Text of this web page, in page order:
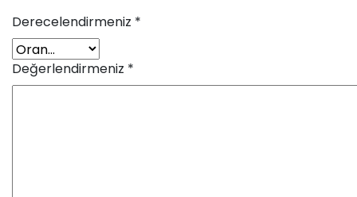
Derecelendirmeniz *
Değerlendirmeniz *